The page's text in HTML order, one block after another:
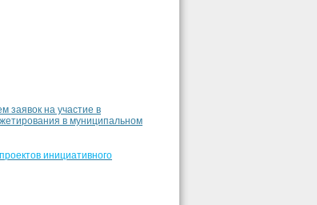
заявок на участие в
в муниципальном
инициативного